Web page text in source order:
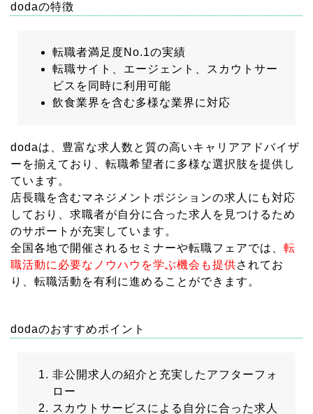
dodaの特徴
転職者満足度No.1の実績
転職サイト、エージェント、スカウトサー
ビスを同時に利用可能
飲食業界を含む多様な業界に対応
dodaは、豊富な求人数と質の高いキャリアアドバイザ
ーを揃えており、転職希望者に多様な選択肢を提供し
ています。
店長職を含むマネジメントポジションの求人にも対応
しており、求職者が自分に合った求人を見つけるため
のサポートが充実しています。
全国各地で開催されるセミナーや転職フェアでは、 転
職活動に必要なノウハウを学ぶ機会も提供されてお
り、転職活動を有利に進めることができます。
dodaのおすすめポイント
非公開求人の紹介と充実したアフターフォ
ロー
スカウトサービスによる自分に合った求人